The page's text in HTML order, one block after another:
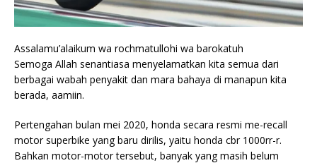
Assalamu’alaikum wa rochmatullohi wa barokatuh
Semoga Allah senantiasa menyelamatkan kita semua dari
berbagai wabah penyakit dan mara bahaya di manapun kita
berada, aamiin.
Pertengahan bulan mei 2020, honda secara resmi me-recall
motor superbike yang baru dirilis, yaitu honda cbr 1000rr-r.
Bahkan motor-motor tersebut, banyak yang masih belum